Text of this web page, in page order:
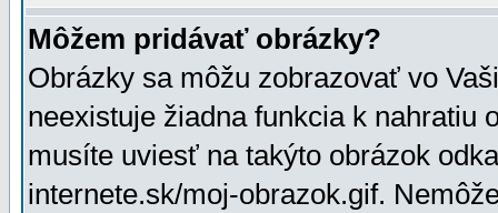
Môžem pridávať obrázky?
Obrázky sa môžu zobrazovať vo
neexistuje žiadna funkcia k nahratiu
musíte uviesť na takýto obrázok
internete.sk/moj-obrazok.gif.